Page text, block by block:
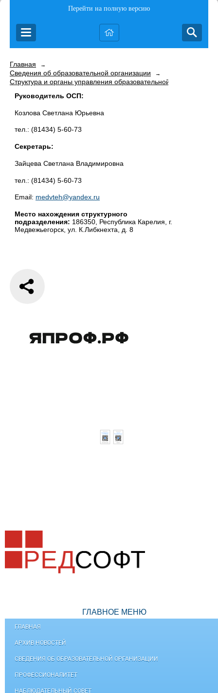
Перейти на полную версию
Главная →
Сведения об образовательной организации →
Структура и органы управления образовательной организацией
Руководитель ОСП:
Козлова Светлана Юрьевна
тел.: (81434) 5-60-73
Секретарь:
Зайцева Светлана Владимировна
тел.: (81434) 5-60-73
Email: medvteh@yandex.ru
Место нахождения структурного
подразделения: 186350, Республика Карелия, г.
Медвежьегорск, ул. К.Либкнехта, д. 8
ГЛАВНОЕ МЕНЮ
ГЛАВНАЯ
АРХИВ НОВОСТЕЙ
СВЕДЕНИЯ ОБ ОБРАЗОВАТЕЛЬНОЙ ОРГАНИЗАЦИИ
ПРОФЕССИОНАЛИТЕТ
НАБЛЮДАТЕЛЬНЫЙ СОВЕТ